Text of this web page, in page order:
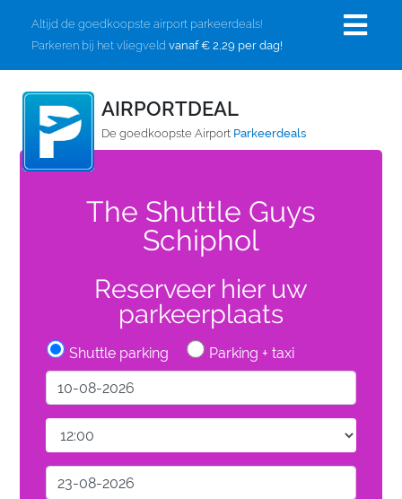
Altijd de goedkoopste airport parkeerdeals!
Parkeren bij het vliegveld vanaf € 2,29 per dag!
AIRPORTDEAL
De goedkoopste Airport Parkeerdeals
The Shuttle Guys
Schiphol
Reserveer hier uw
parkeerplaats
Shuttle parking Parking + taxi